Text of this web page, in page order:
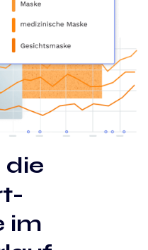
die
im